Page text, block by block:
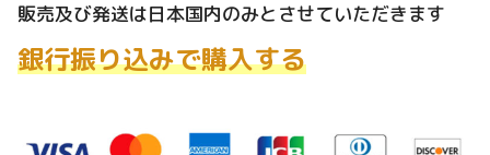
販売及び発送は日本国内のみとさせていただきます
銀行振り込みで購入する